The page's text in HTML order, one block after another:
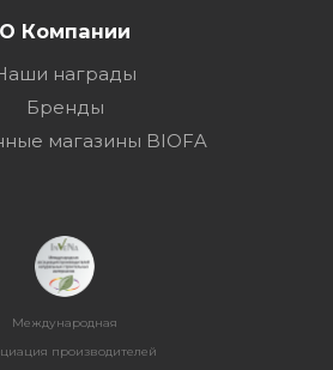
О Компании
награды
Бренды
магазины BIOFA
Международная
производителей